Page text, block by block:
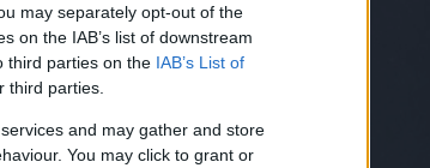
may separately opt-out of the
on the IAB’s list of downstream
third parties on the IAB’s List of
third parties.
and may gather and store
You may click to grant or